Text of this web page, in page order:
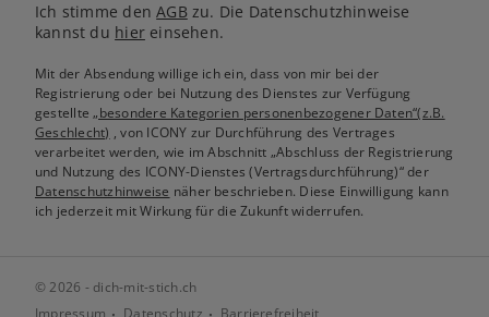
Ich stimme denAGB zu. Die Datenschutzhinweise
kannst du hiereinsehen.
Mit der Absendung willige ich ein, dass von mir bei der
Registrierung oder bei Nutzung des Dienstes zur Verfügung
gestellte„besondere Kategorien personenbezogener Daten“(z.B.
Geschlecht) , von ICONY zur Durchführung des Vertrages
verarbeitet werden, wie im Abschnitt „Abschluss der Registrierung
und Nutzung des ICONY-Dienstes (Vertragsdurchführung)“ der
Datenschutzhinweise näher beschrieben. Diese Einwilligung kann
ich jederzeit mit Wirkung für die Zukunft widerrufen.
© 2026 - dich-mit-stich.ch
Impressum
Datenschutz Barrierefreiheit